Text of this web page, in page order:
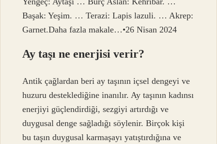
Başak: Yeşim. … Terazi: Lapis lazuli. … Akrep:
Garnet.Daha fazla makale…•26 Nisan 2024
Ay taşı ne enerjisi verir?
Antik çağlardan beri ay taşının içsel dengeyi ve
huzuru desteklediğine inanılır. Ay taşının kadınsı
enerjiyi güçlendirdiği, sezgiyi artırdığı ve
duygusal denge sağladığı söylenir. Birçok kişi
bu taşın duygusal karmaşayı yatıştırdığına ve